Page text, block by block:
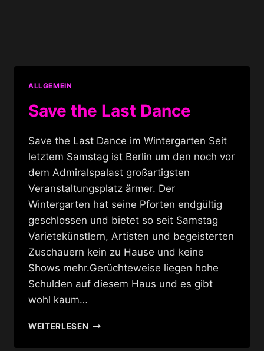
ALLGEMEIN
Save the Last Dance
Save the Last Dance im Wintergarten Seit
letztem Samstag ist Berlin um den noch vor
dem Admiralspalast großartigsten
Veranstaltungsplatz ärmer. Der
Wintergarten hat seine Pforten endgültig
geschlossen und bietet so seit Samstag
Varietekünstlern, Artisten und begeisterten
Zuschauern kein zu Hause und keine
Shows mehr.Gerüchteweise liegen hohe
Schulden auf diesem Haus und es gibt
wohl kaum…
WEITERLESENSAVE
LAST